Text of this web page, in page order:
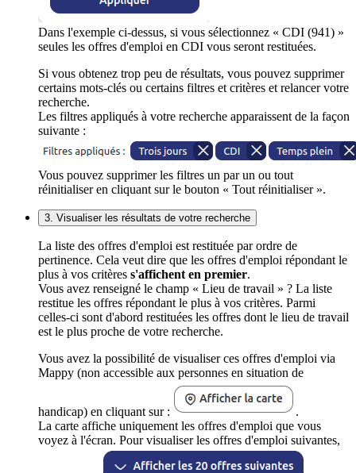
Dans l'exemple ci-dessus, si vous sélectionnez « CDI (941) »
seules les offres d'emploi en CDI vous seront restituées.
Si vous obtenez trop peu de résultats, vous pouvez supprimer
certains mots-clés ou certains filtres et critères et relancer votre
recherche.
Les filtres appliqués à votre recherche apparaissent de la façon
suivante :
Vous pouvez supprimer les filtres un par un ou tout
réinitialiser en cliquant sur le bouton « Tout réinitialiser ».
3. Visualiser les résultats de votre recherche
La liste des offres d'emploi est restituée par ordre de
pertinence. Cela veut dire que les offres d'emploi répondant le
plus à vos critères s'affichent en premier.
Vous avez renseigné le champ « Lieu de travail » ? La liste
restitue les offres répondant le plus à vos critères. Parmi
celles-ci sont d'abord restituées les offres dont le lieu de travail
est le plus proche de votre recherche.
Vous avez la possibilité de visualiser ces offres d'emploi via
Mappy (non accessible aux personnes en situation de
handicap) en cliquant sur :
.
La carte affiche uniquement les offres d'emploi que vous
voyez à l'écran. Pour visualiser les offres d'emploi suivantes,